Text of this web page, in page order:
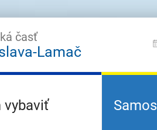
časť
Lamač
vybaviť